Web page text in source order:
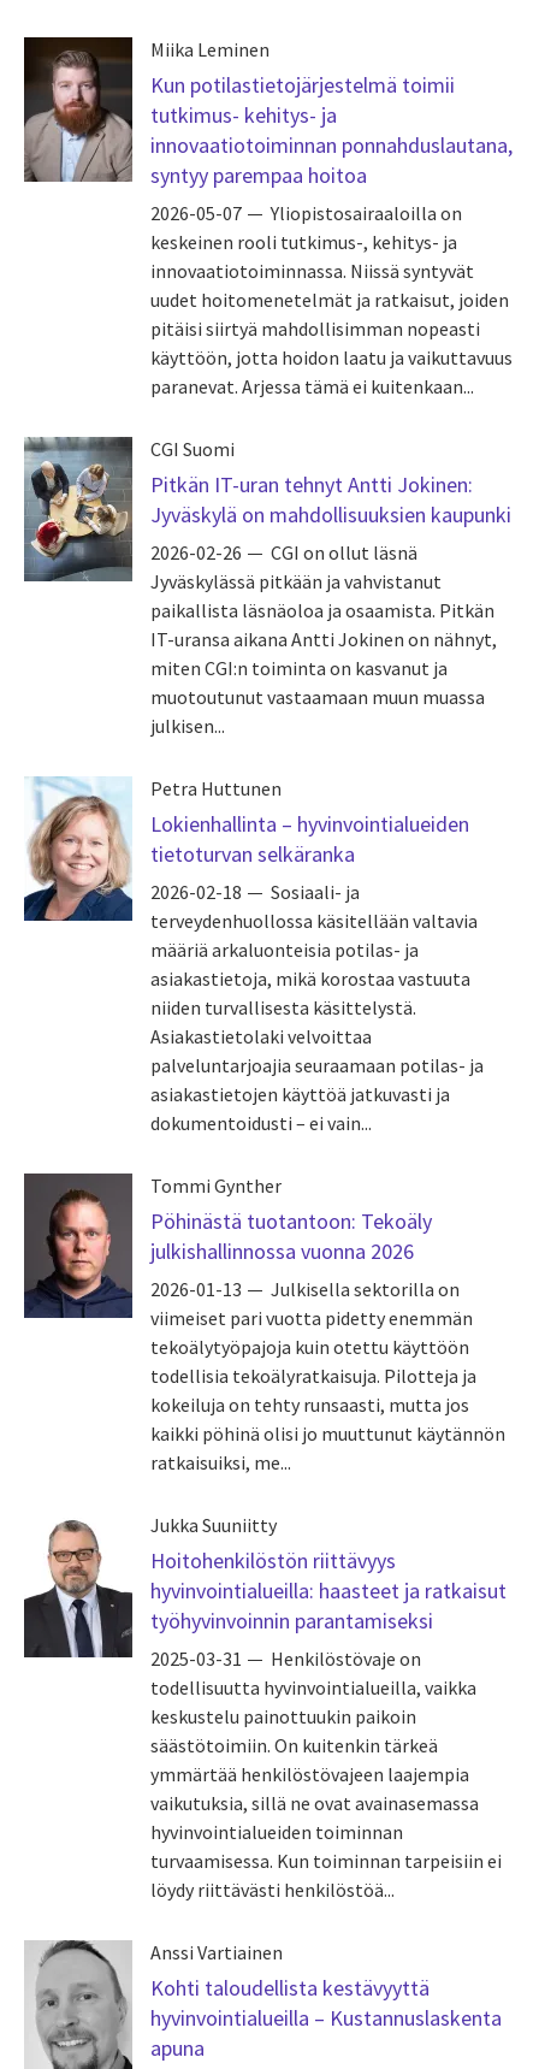
Miika Leminen
Kun potilastietojärjestelmä toimii
tutkimus- kehitys- ja
innovaatiotoiminnan ponnahduslautana,
syntyy parempaa hoitoa
2026-05-07
Yliopistosairaaloilla on
keskeinen rooli tutkimus-, kehitys- ja
innovaatiotoiminnassa. Niissä syntyvät
uudet hoitomenetelmät ja ratkaisut, joiden
pitäisi siirtyä mahdollisimman nopeasti
käyttöön, jotta hoidon laatu ja vaikuttavuus
paranevat. Arjessa tämä ei kuitenkaan...
CGI Suomi
Pitkän IT-uran tehnyt Antti Jokinen:
Jyväskylä on mahdollisuuksien kaupunki
2026-02-26
CGI on ollut läsnä
Jyväskylässä pitkään ja vahvistanut
paikallista läsnäoloa ja osaamista. Pitkän
IT-uransa aikana Antti Jokinen on nähnyt,
miten CGI:n toiminta on kasvanut ja
muotoutunut vastaamaan muun muassa
julkisen...
Petra Huttunen
Lokienhallinta – hyvinvointialueiden
tietoturvan selkäranka
2026-02-18
Sosiaali- ja
terveydenhuollossa käsitellään valtavia
määriä arkaluonteisia potilas- ja
asiakastietoja, mikä korostaa vastuuta
niiden turvallisesta käsittelystä.
Asiakastietolaki velvoittaa
palveluntarjoajia seuraamaan potilas- ja
asiakastietojen käyttöä jatkuvasti ja
dokumentoidusti – ei vain...
Tommi Gynther
Pöhinästä tuotantoon: Tekoäly
julkishallinnossa vuonna 2026
2026-01-13
Julkisella sektorilla on
viimeiset pari vuotta pidetty enemmän
tekoälytyöpajoja kuin otettu käyttöön
todellisia tekoälyratkaisuja. Pilotteja ja
kokeiluja on tehty runsaasti, mutta jos
kaikki pöhinä olisi jo muuttunut käytännön
ratkaisuiksi, me...
Jukka Suuniitty
Hoitohenkilöstön riittävyys
hyvinvointialueilla: haasteet ja ratkaisut
työhyvinvoinnin parantamiseksi
2025-03-31
Henkilöstövaje on
todellisuutta hyvinvointialueilla, vaikka
keskustelu painottuukin paikoin
säästötoimiin. On kuitenkin tärkeä
ymmärtää henkilöstövajeen laajempia
vaikutuksia, sillä ne ovat avainasemassa
hyvinvointialueiden toiminnan
turvaamisessa. Kun toiminnan tarpeisiin ei
löydy riittävästi henkilöstöä...
Anssi Vartiainen
Kohti taloudellista kestävyyttä
hyvinvointialueilla – Kustannuslaskenta
apuna